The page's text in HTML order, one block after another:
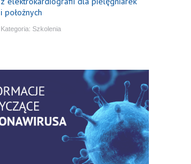
i położnych
Kategoria: Szkolenia
praktyki – aktualny konsensus ekspertów
w dostępie naczyniowym
Kategoria:Szkolenia
Zaproszenie na Ogólnopolską
Konferencję Naukową „Terminologia
w pielęgniarstwie – komunikacja,
standaryzacja, praktyka”